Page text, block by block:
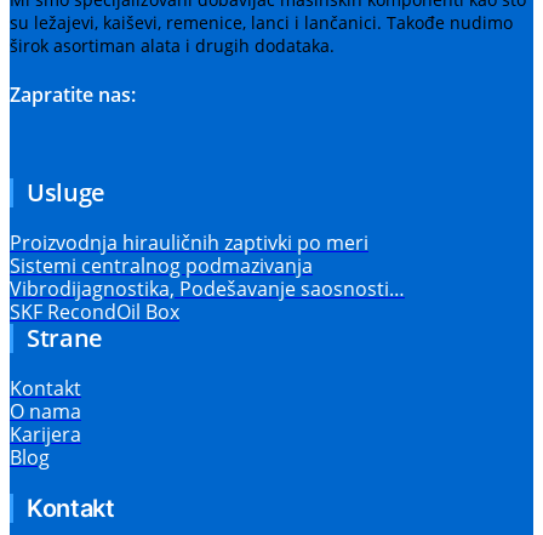
su ležajevi, kaiševi, remenice, lanci i lančanici. Takođe nudimo
širok asortiman alata i drugih dodataka.
Zapratite nas:
Usluge
Proizvodnja hirauličnih zaptivki po meri
Sistemi centralnog podmazivanja
Vibrodijagnostika, Podešavanje saosnosti…
SKF RecondOil Box
Strane
Kontakt
O nama
Karijera
Blog
Kontakt